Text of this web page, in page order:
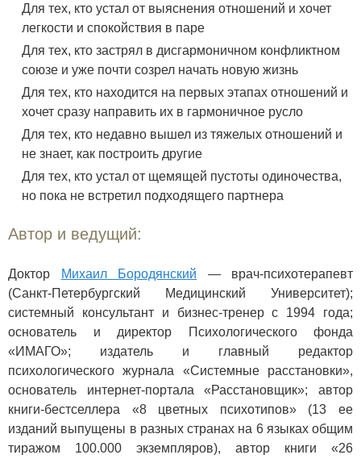
Для тех, кто устал от выяснения отношений и хочет
легкости и спокойствия в паре
Для тех, кто застрял в дисгармоничном конфликтном
союзе и уже почти созрел начать новую жизнь
Для тех, кто находится на первых этапах отношений и
хочет сразу направить их в гармоничное русло
Для тех, кто недавно вышел из тяжелых отношений и
не знает, как построить другие
Для тех, кто устал от щемящей пустоты одиночества,
но пока не встретил подходящего партнера
Автор и ведущий:
Доктор Михаил Бородянский — врач-психотерапевт
(Санкт-Петербургский Медицинский Университет);
системный консультант и бизнес-тренер с 1994 года;
основатель и директор Психологического фонда
«ИМАГО»; издатель и главный редактор
психологического журнала «Системные расстановки»,
основатель интернет-портала «Расстановщик»; автор
книги-бестселлера «8 цветных психотипов» (13 ее
изданий выпущены в разных странах на 6 языках общим
тиражом 100.000 экземпляров), автор книги «26